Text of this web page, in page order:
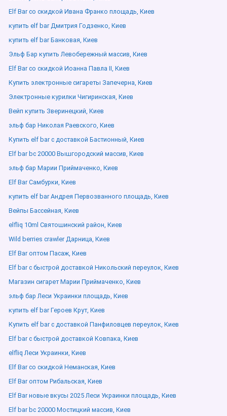
Elf Bar со скидкой Ивана Франко площадь, Киев
купить elf bar Дмитрия Годзенко, Киев
купить elf bar Банковая, Киев
Эльф Бар купить Левобережный массив, Киев
Elf Bar со скидкой Иоанна Павла ІІ, Киев
Купить электронные сигареты Запечерна, Киев
Электронные курилки Чигиринская, Киев
Вейп купить Зверинецкий, Киев
эльф бар Николая Раевского, Киев
Купить elf bar с доставкой Бастионный, Киев
Elf bar bc 20000 Вышгородский массив, Киев
эльф бар Марии Приймаченко, Киев
Elf Bar Самбурки, Киев
купить elf bar Андрея Первозванного площадь, Киев
Вейпы Бассейная, Киев
elfliq 10ml Святошинский район, Киев
Wild berries crawler Дарница, Киев
Elf Bar оптом Пасаж, Киев
Elf bar с быстрой доставкой Никольский переулок, Киев
Магазин сигарет Марии Приймаченко, Киев
эльф бар Леси Украинки площадь, Киев
купить elf bar Героев Крут, Киев
Купить elf bar с доставкой Панфиловцев переулок, Киев
Elf bar с быстрой доставкой Ковпака, Киев
elfliq Леси Украинки, Киев
Elf Bar со скидкой Неманская, Киев
Elf Bar оптом Рибальская, Киев
Elf Bar новые вкусы 2025 Леси Украинки площадь, Киев
Elf bar bc 20000 Мостицкий массив, Киев